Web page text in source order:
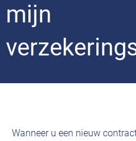
mijn
Wanneer u een nieuw